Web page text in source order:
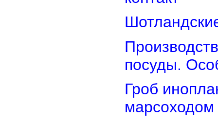
посуды.
Гроб
марсоходом